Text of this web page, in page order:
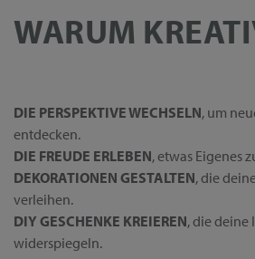
WARUM
DIE PERSPEKTIVE WECHSELN, um
entdecken.
DIE FREUDE ERLEBEN, etwas Eigenes
DEKORATIONEN GESTALTEN, die
verleihen.
DIY GESCHENKE KREIEREN, die
widerspiegeln.